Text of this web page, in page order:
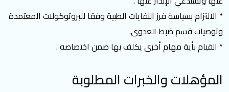
* الالتزام بسياسة فرز النفايات الطبية وفقا للبروتوكولات المعتمدة
وتوصيات قسم ضبط العدوى.
* القيام بأية مهام أخرى يكلف بها ضمن اختصاصه .
المؤهلات والخبرات المطلوبة